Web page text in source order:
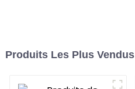
Produits Les Plus Vendus